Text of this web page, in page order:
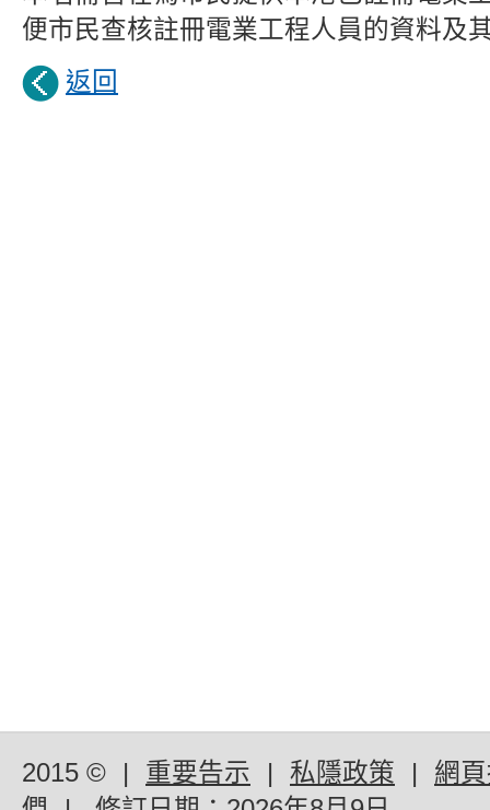
便市民查核註冊電業工程人員的資料及
返回
2015 © | 重要告示 | 私隱政策 |
網